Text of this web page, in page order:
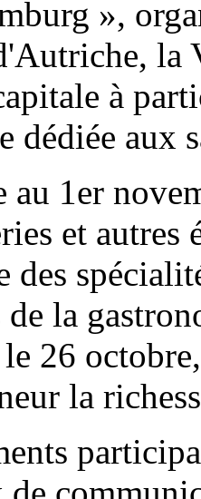
»,
la
à
dédiée aux
1er
et
des
la
26
la